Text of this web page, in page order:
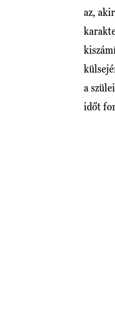
az,
a
időt